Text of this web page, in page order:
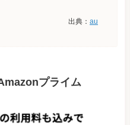
出典： au
プライム